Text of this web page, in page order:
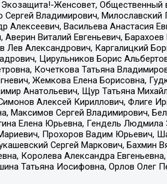
Женсовет, Общественный
Владимирович,
Васильева Анастасия
Виталий Евгеньевич,
Александрович, Каргалицкий
Цирульников Борис
Кочеткова Татьяна
Жемкова Елена Борисовна,
Анатольевич, Щур Татьяна
Алексей Кириллович, Флиге
Максимов Сергей Владимирович,
Елена Юрьевна, Гендель
Прохоров Вадим Юрьевич,
Сергей Маркович,
Королева Александра
Татьяна Иосифовна, Орлов Олег